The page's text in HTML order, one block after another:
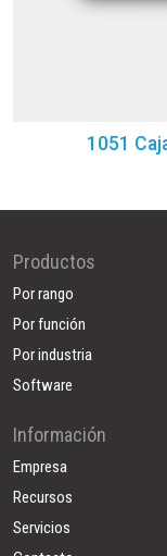
1051
Productos
Por rango
Por función
Por industria
Software
Información
Empresa
Recursos
Servicios